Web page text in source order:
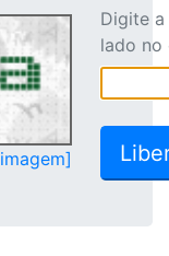
Digite
lado no